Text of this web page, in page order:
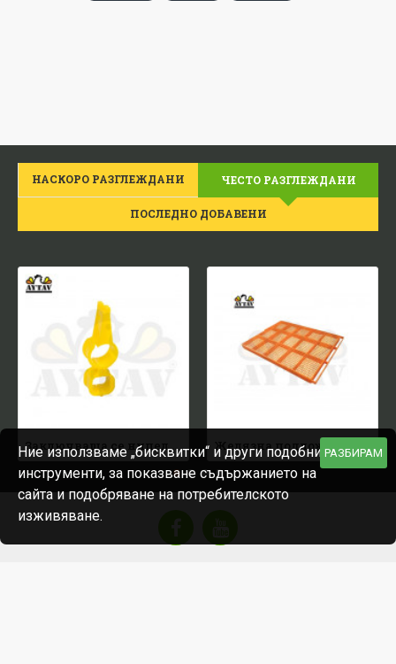
НАСКОРО РАЗГЛЕЖДАНИ ЧЕСТО РАЗГЛЕЖДАНИ
ПОСЛЕДНО ДОБАВЕНИ
Заключваща се нипелна квадратна тръба Желязна подложка за пилета
РАЗБИРАМ
Ние използваме „бисквитки“ и други подобни
инструменти, за показване съдържанието на
сайта и подобряване на потребителското
изживяване.